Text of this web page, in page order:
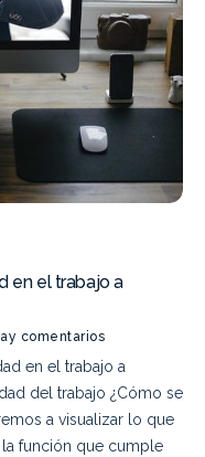
en el trabajo a
comentarios
en el trabajo a
del trabajo ¿Cómo se
a visualizar lo que
función que cumple